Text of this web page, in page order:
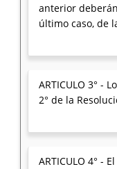
anterior
último caso, de
ARTICULO 3° -
2° de la
ARTICULO 4° -